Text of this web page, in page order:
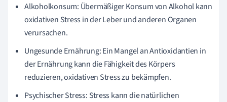
Alkoholkonsum: Übermäßiger Konsum von Alkohol kann
oxidativen Stress in der Leber und anderen Organen
verursachen.
Ungesunde Ernährung: Ein Mangel an Antioxidantien in
der Ernährung kann die Fähigkeit des Körpers
reduzieren, oxidativen Stress zu bekämpfen.
Psychischer Stress: Stress kann die natürlichen